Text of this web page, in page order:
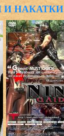
НАКАТКИ